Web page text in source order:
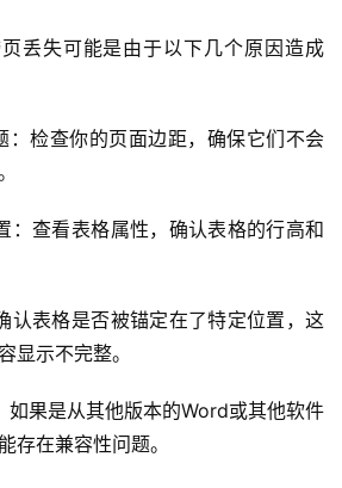
丢失可能是由于以下几个原因造成
：检查你的页面边距，确保它们不会
：查看表格属性，确认表格的行高和
认表格是否被锚定在了特定位置，这
显示不完整。
如果是从其他版本的Word或其他软件
存在兼容性问题。